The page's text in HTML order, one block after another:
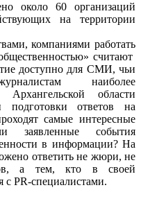
около 60 организаций
на территории
компаниями работать
считают
доступно для СМИ, чьи
наиболее
области
подготовки ответов на
самые интересные
заявленные события
в информации? На
ответить не жюри, не
а тем, кто в своей
с PR-специалистами.